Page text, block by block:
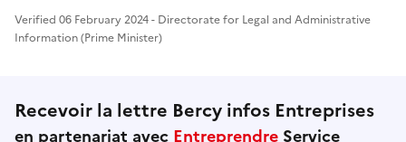
Verified 06 February 2024 - Directorate for Legal and Administrative
Information (Prime Minister)
Recevoir la lettre Bercy infos Entreprises
en partenariat avec Entreprendre Service